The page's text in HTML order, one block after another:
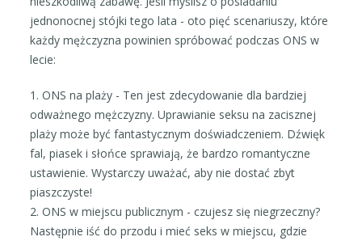
jednonocnej stójki tego lata - oto pięć scenariuszy, które
każdy mężczyzna powinien spróbować podczas ONS w
lecie:
1. ONS na plaży - Ten jest zdecydowanie dla bardziej
odważnego mężczyzny. Uprawianie seksu na zacisznej
plaży może być fantastycznym doświadczeniem. Dźwięk
fal, piasek i słońce sprawiają, że bardzo romantyczne
ustawienie. Wystarczy uważać, aby nie dostać zbyt
piaszczyste!
2. ONS w miejscu publicznym - czujesz się niegrzeczny?
Następnie iść do przodu i mieć seks w miejscu, gdzie